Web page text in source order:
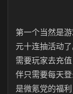
第一个当然是
元十连抽活动
需要玩家去充
伴只需要每天
是微氪党的福